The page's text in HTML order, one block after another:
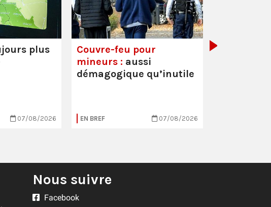
plus
07/08/2026
Couvre-feu pour
mineurs : aussi
démagogique qu’inutile
EN BREF 07/08/2026
Nous suivre
Facebook